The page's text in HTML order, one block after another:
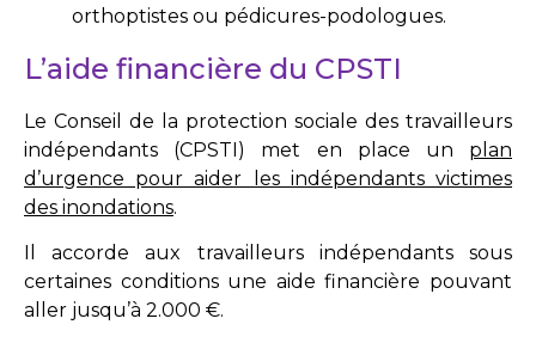
orthoptistes ou pédicures-podologues.
L’aide financière du CPSTI
Le Conseil de la protection sociale des travailleurs
indépendants (CPSTI) met en place un plan
d’urgence pour aider les indépendants victimes
des inondations.
Il accorde aux travailleurs indépendants sous
certaines conditions une aide financière pouvant
aller jusqu’à 2.000 €.